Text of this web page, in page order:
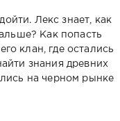
Лекс знает, как
Как попасть
клан, где остались
знания древних
на черном рынке